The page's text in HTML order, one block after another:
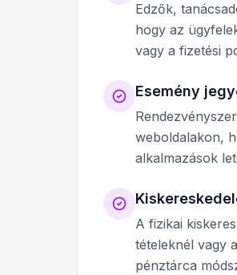
Edzők,
hogy az
vagy a fizetési
Esemény
weboldalakon,
alkalmazások
A fizikai
tételeknél vagy
pénztárca